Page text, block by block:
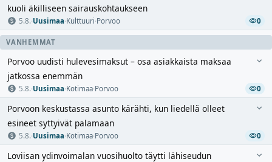
kuoli äkilliseen sairauskohtaukseen
5.8.·Uusimaa·Kulttuuri·Porvoo 0
VANHEMMAT
Porvoo uudisti hulevesimaksut – osa asiakkaista maksaa
jatkossa enemmän
5.8.·Uusimaa·Kotimaa·Porvoo 0
Porvoon keskustassa asunto kärähti, kun liedellä olleet
esineet syttyivät palamaan
5.8.·Uusimaa·Kotimaa·Porvoo 0
Loviisan ydinvoimalan vuosihuolto täytti lähiseudun